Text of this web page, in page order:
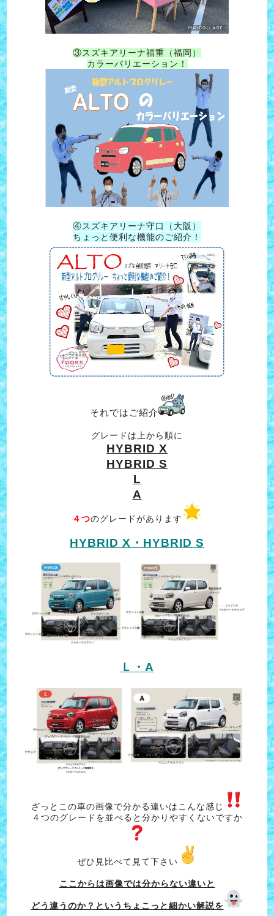
③スズキアリーナ福重（福岡）
カラーバリエーション！
④スズキアリーナ守口（大阪）
ちょっと便利な機能のご紹介！
それではご紹介
グレードは上から順に
HYBRID X
HYBRID S
L
A
４つのグレードがあります
HYBRID X・HYBRID S
Ｌ・A
ざっとこの車の画像で分かる違いはこんな感じ
４つのグレードを並べると分かりやすくないですか
ぜひ見比べて見て下さい
ここからは画像では分からない違いと
どう違うのか？というちょこっと細かい解説を